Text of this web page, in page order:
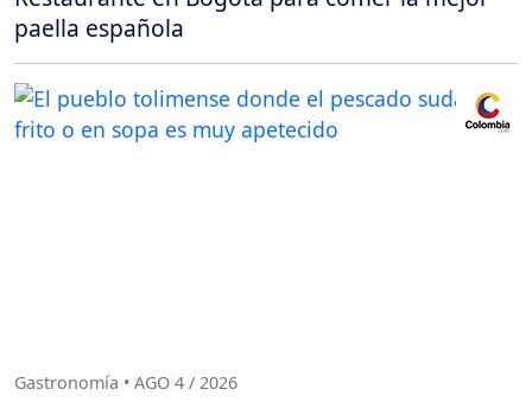
paella española
Gastronomía • AGO 4 / 2026